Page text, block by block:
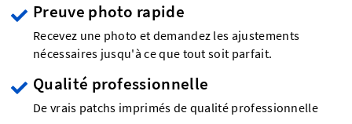
Preuve photo rapide
Recevez une photo et demandez les ajustements
nécessaires jusqu'à ce que tout soit parfait.
Qualité professionnelle
De vrais patchs imprimés de qualité professionnelle